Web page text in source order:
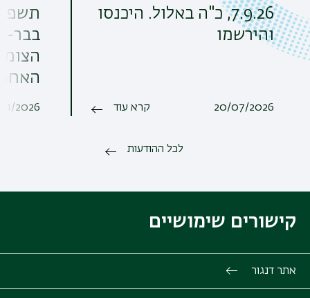
7.9.26, כ"ה באלול. היכנסו
והירשמו
20/07/2026 קרא עוד
בבר-
2026
לכל ההודעות
קישורים שימושיים
אתר דנגור